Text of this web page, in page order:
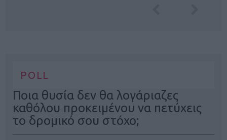
POLL
Ποια θυσία δεν θα λογάριαζες
καθόλου προκειμένου να πετύχεις
το δρομικό σου στόχο;